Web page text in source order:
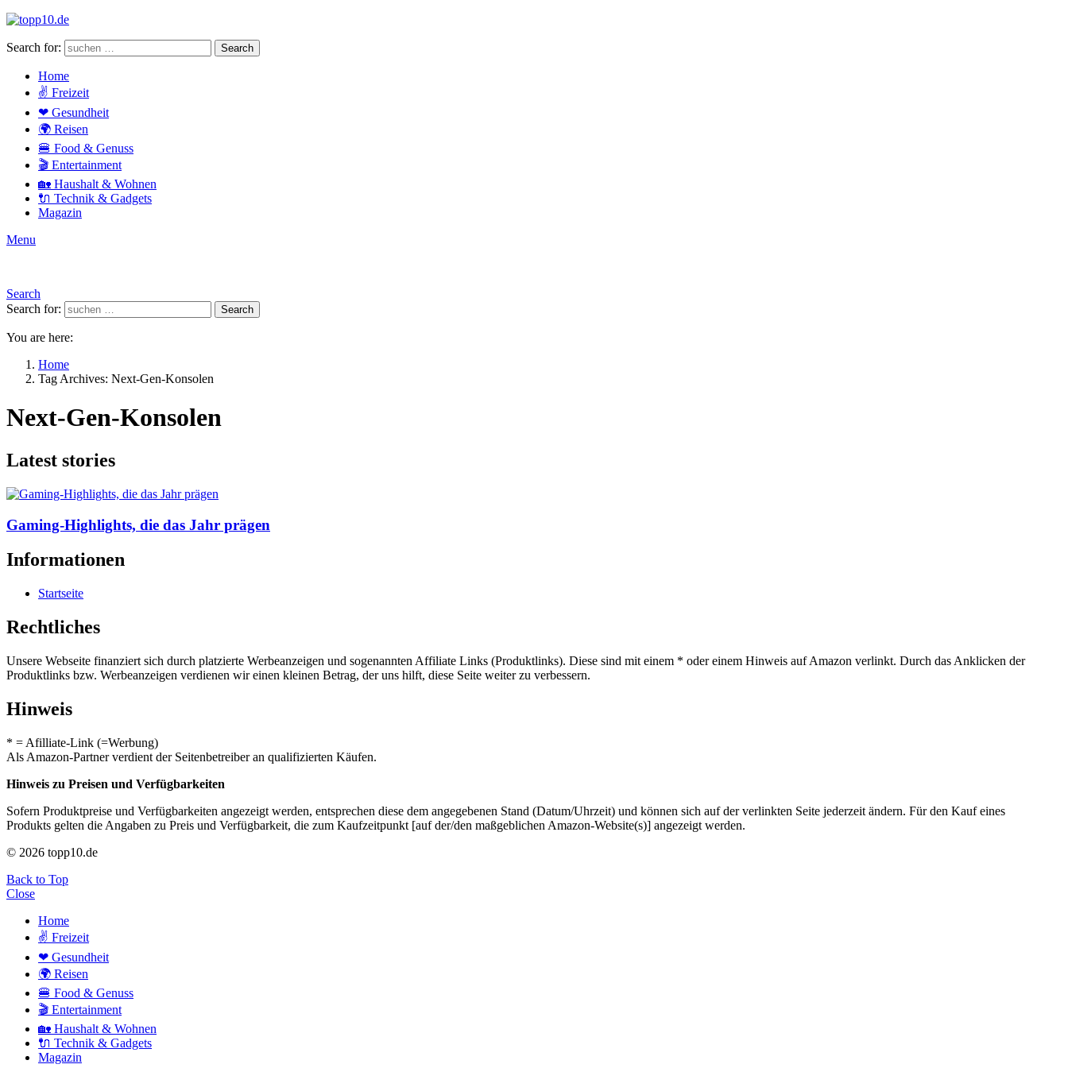
Search for: Search
Home
✌ Freizeit
❤ Gesundheit
🌍 Reisen
🍔 Food & Genuss
🎬 Entertainment
🏡 Haushalt & Wohnen
🔌 Technik & Gadgets
Magazin
Menu
Search
Search for:
Search
You are here:
Home
Tag Archives: Next-Gen-Konsolen
Next-Gen-Konsolen
Latest stories
Gaming-Highlights, die das Jahr prägen
Informationen
Startseite
Rechtliches
Unsere Webseite finanziert sich durch platzierte Werbeanzeigen und sogenannten Affiliate Links (Produktlinks). Diese sind mit einem * oder einem Hinweis auf Amazon verlinkt. Durch das Anklicken der
Produktlinks bzw. Werbeanzeigen verdienen wir einen kleinen Betrag, der uns hilft, diese Seite weiter zu verbessern.
Hinweis
* = Afilliate-Link (=Werbung)
Als Amazon-Partner verdient der Seitenbetreiber an qualifizierten Käufen.
Hinweis zu Preisen und Verfügbarkeiten
Sofern Produktpreise und Verfügbarkeiten angezeigt werden, entsprechen diese dem angegebenen Stand (Datum/Uhrzeit) und können sich auf der verlinkten Seite jederzeit ändern. Für den Kauf eines
Produkts gelten die Angaben zu Preis und Verfügbarkeit, die zum Kaufzeitpunkt [auf der/den maßgeblichen Amazon-Website(s)] angezeigt werden.
© 2026 topp10.de
Back to Top
Close
Home
✌ Freizeit
❤ Gesundheit
🌍 Reisen
🍔 Food & Genuss
🎬 Entertainment
🏡 Haushalt & Wohnen
🔌 Technik & Gadgets
Magazin